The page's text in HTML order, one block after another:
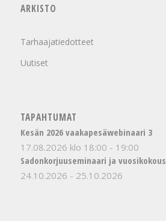
ARKISTO
Tarhaajatiedotteet
Uutiset
TAPAHTUMAT
Kesän 2026 vaakapesäwebinaari 3
17.08.2026 klo 18:00 - 19:00
Sadonkorjuuseminaari ja vuosikokous
24.10.2026 - 25.10.2026